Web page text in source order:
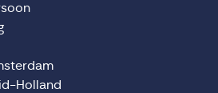
Holland